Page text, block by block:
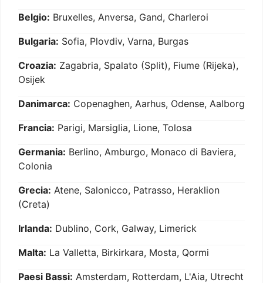
Belgio: Bruxelles, Anversa, Gand, Charleroi
Bulgaria: Sofia, Plovdiv, Varna, Burgas
Croazia: Zagabria, Spalato (Split), Fiume (Rijeka),
Osijek
Danimarca: Copenaghen, Aarhus, Odense, Aalborg
Francia: Parigi, Marsiglia, Lione, Tolosa
Germania: Berlino, Amburgo, Monaco di Baviera,
Colonia
Grecia: Atene, Salonicco, Patrasso, Heraklion
(Creta)
Irlanda: Dublino, Cork, Galway, Limerick
Malta: La Valletta, Birkirkara, Mosta, Qormi
Paesi Bassi: Amsterdam, Rotterdam, L'Aia, Utrecht